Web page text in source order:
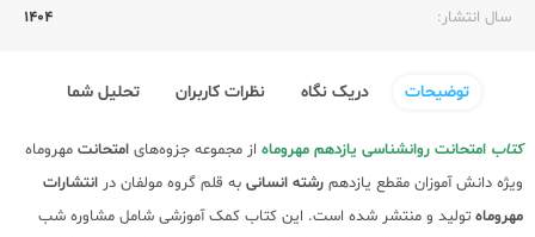
سال انتشار:‌
1404
توضیحات دریک نگاه نظرات کاربران تحلیل شما
کتاب امتحانت روانشناسی یازدهم مهروماه از مجموعه جزوه‌های امتحانت مهروماه
ویژه دانش آموزان مقطع یازدهم رشته انسانی به قلم گروه مولفان در انتشارات
مهروماه تولید و منتشر شده است. این کتاب کمک آموزشی شامل مشاوره شب